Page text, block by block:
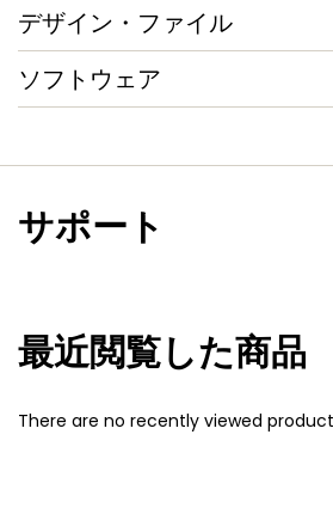
デザイン・ファイル
ソフトウェア
サポート
最近閲覧した商品
There are no recently viewed